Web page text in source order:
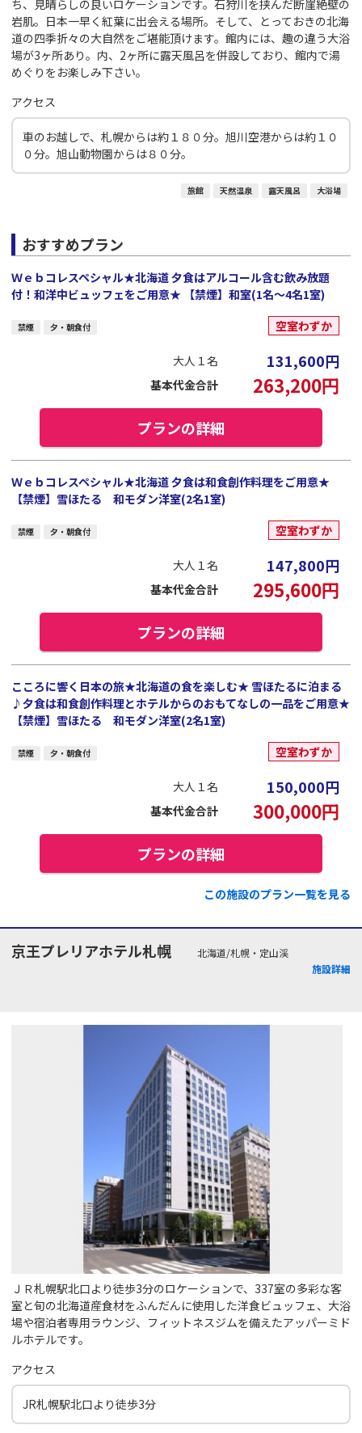
ち、見晴らしの良いロケーションです。石狩川を挟んだ断崖絶壁の
岩肌。日本一早く紅葉に出会える場所。そして、とっておきの北海
道の四季折々の大自然をご堪能頂けます。館内には、趣の違う大浴
場が3ヶ所あり。内、2ヶ所に露天風呂を併設しており、館内で湯
めぐりをお楽しみ下さい。
アクセス
車のお越しで、札幌からは約１８０分。旭川空港からは約１０
０分。旭山動物園からは８０分。
旅館 天然温泉 露天風呂 大浴場
おすすめプラン
Ｗｅｂコレスペシャル★北海道 夕食はアルコール含む飲み放題
付！和洋中ビュッフェをご用意★ 【禁煙】和室(1名～4名1室)
禁煙 夕・朝食付 空室わずか
大人１名 131,600円
基本代金合計 263,200円
プランの詳細
Ｗｅｂコレスペシャル★北海道 夕食は和食創作料理をご用意★
【禁煙】雪ほたる 和モダン洋室(2名1室)
禁煙 夕・朝食付 空室わずか
大人１名 147,800円
基本代金合計 295,600円
プランの詳細
こころに響く日本の旅★北海道の食を楽しむ★ 雪ほたるに泊まる
♪夕食は和食創作料理とホテルからのおもてなしの一品をご用意★
【禁煙】雪ほたる 和モダン洋室(2名1室)
禁煙 夕・朝食付 空室わずか
大人１名 150,000円
基本代金合計 300,000円
プランの詳細
この施設のプラン一覧を見る
京王プレリアホテル札幌
北海道/札幌・定山渓
施設詳細
ＪＲ札幌駅北口より徒歩3分のロケーションで、337室の多彩な客
室と旬の北海道産食材をふんだんに使用した洋食ビュッフェ、大浴
場や宿泊者専用ラウンジ、フィットネスジムを備えたアッパーミド
ルホテルです。
アクセス
JR札幌駅北口より徒歩3分